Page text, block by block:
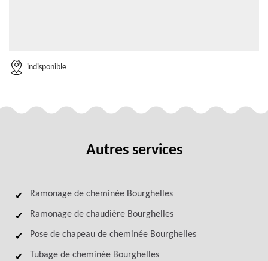
indisponible
Autres services
Ramonage de cheminée Bourghelles
Ramonage de chaudière Bourghelles
Pose de chapeau de cheminée Bourghelles
Tubage de cheminée Bourghelles